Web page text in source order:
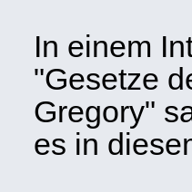
In einem
"Gesetze
Gregory"
es in